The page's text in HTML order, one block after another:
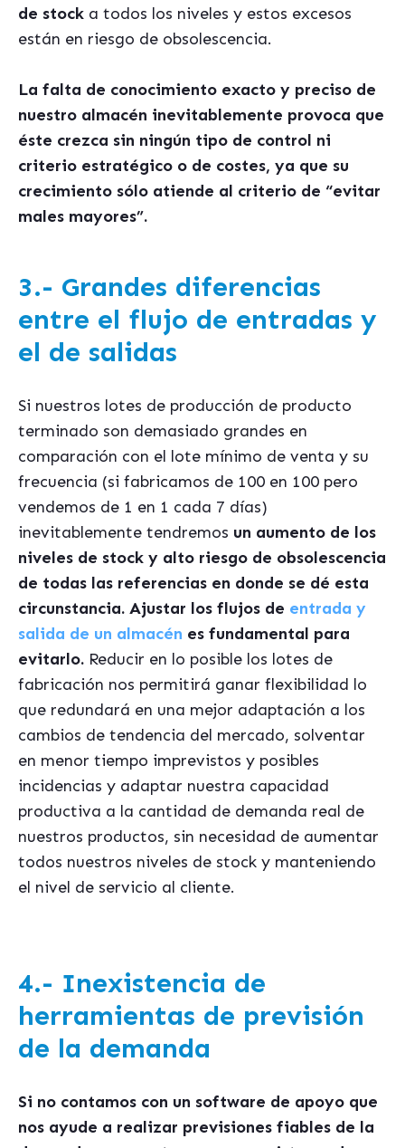
de stock a todos los niveles y estos excesos
están en riesgo de obsolescencia.
La falta de conocimiento exacto y preciso de
nuestro almacén inevitablemente provoca que
éste crezca sin ningún tipo de control ni
criterio estratégico o de costes, ya que su
crecimiento sólo atiende al criterio de “evitar
males mayores”.
3.- Grandes diferencias
entre el flujo de entradas y
el de salidas
Si nuestros lotes de producción de producto
terminado son demasiado grandes en
comparación con el lote mínimo de venta y su
frecuencia (si fabricamos de 100 en 100 pero
vendemos de 1 en 1 cada 7 días)
inevitablemente tendremos un aumento de los
niveles de stock y alto riesgo de obsolescencia
de todas las referencias en donde se dé esta
circunstancia. Ajustar los flujos de entrada y
salida de un almacén es fundamental para
evitarlo. Reducir en lo posible los lotes de
fabricación nos permitirá ganar flexibilidad lo
que redundará en una mejor adaptación a los
cambios de tendencia del mercado, solventar
en menor tiempo imprevistos y posibles
incidencias y adaptar nuestra capacidad
productiva a la cantidad de demanda real de
nuestros productos, sin necesidad de aumentar
todos nuestros niveles de stock y manteniendo
el nivel de servicio al cliente.
4.- Inexistencia de
herramientas de previsión
de la demanda
Si no contamos con un software de apoyo que
nos ayude a realizar previsiones fiables de la